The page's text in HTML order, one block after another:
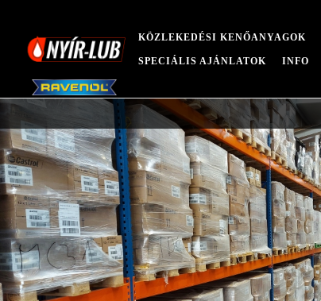
KÖZLEKEDÉSI KENŐANYAGOK
SPECIÁLIS AJÁNLATOK INFO